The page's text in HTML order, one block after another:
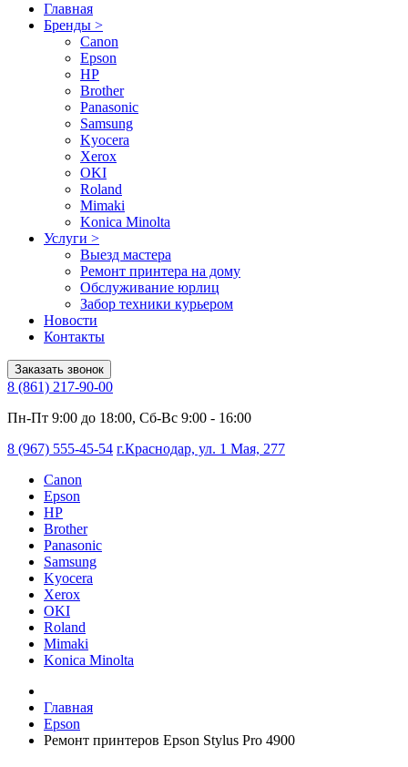
Главная
Бренды >
Canon
Epson
HP
Brother
Panasonic
Samsung
Kyocera
Xerox
OKI
Roland
Mimaki
Konica Minolta
Услуги >
Выезд мастера
Ремонт принтера на дому
Обслуживание юрлиц
Забор техники курьером
Новости
Контакты
Заказать звонок
8 (861) 217-90-00
Пн-Пт 9:00 до 18:00, Сб-Вс 9:00 - 16:00
8 (967) 555-45-54 г.Краснодар, ул. 1 Мая, 277
Canon
Epson
HP
Brother
Panasonic
Samsung
Kyocera
Xerox
OKI
Roland
Mimaki
Konica Minolta
Главная
Epson
Ремонт принтеров Epson Stylus Pro 4900